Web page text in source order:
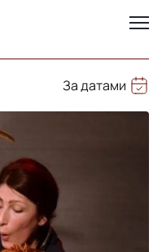
За датами